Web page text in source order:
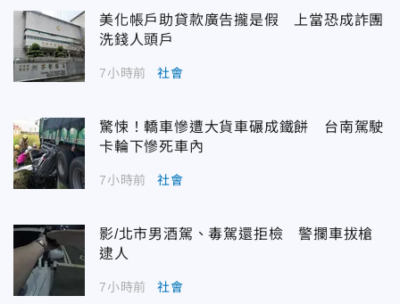
美化帳戶助貸款廣告攏是假 上當恐成詐團
洗錢人頭戶
7小時前 社會
驚悚！轎車慘遭大貨車碾成鐵餅 台南駕駛
卡輪下慘死車內
7小時前 社會
影/北市男酒駕、毒駕還拒檢 警攔車拔槍
逮人
7小時前 社會